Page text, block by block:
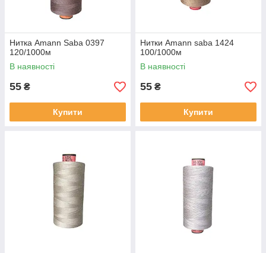
взуття
Amann Saba
30
107.7 4200
Для
виготовлення
декоративних
петель
Нитка Amann Saba 0397
120/1000м
В наявності
55 ₴
Купити
Нитки Amann saba 1424
100/1000м
В наявності
55 ₴
Купити